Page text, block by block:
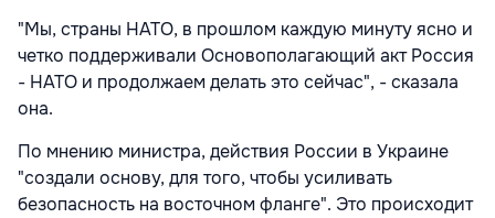
"Мы, страны НАТО, в прошлом каждую минуту ясно и
четко поддерживали Основополагающий акт Россия
- НАТО и продолжаем делать это сейчас", - сказала
она.
По мнению министра, действия России в Украине
"создали основу, для того, чтобы усиливать
безопасность на восточном фланге". Это происходит